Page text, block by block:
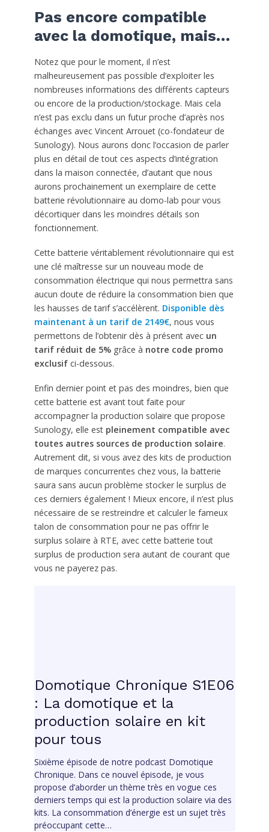
Pas encore compatible
avec la domotique, mais…
Notez que pour le moment, il n’est
malheureusement pas possible d’exploiter les
nombreuses informations des différents capteurs
ou encore de la production/stockage. Mais cela
n’est pas exclu dans un futur proche d’après nos
échanges avec Vincent Arrouet (co-fondateur de
Sunology). Nous aurons donc l’occasion de parler
plus en détail de tout ces aspects d’intégration
dans la maison connectée, d’autant que nous
aurons prochainement un exemplaire de cette
batterie révolutionnaire au domo-lab pour vous
décortiquer dans les moindres détails son
fonctionnement.
Cette batterie véritablement révolutionnaire qui est
une clé maîtresse sur un nouveau mode de
consommation électrique qui nous permettra sans
aucun doute de réduire la consommation bien que
les hausses de tarif s’accélèrent. Disponible dès
maintenant à un tarif de 2149€, nous vous
permettons de l’obtenir dès à présent avec un
tarif réduit de 5%grâce à notre code promo
exclusifci-dessous.
Enfin dernier point et pas des moindres, bien que
cette batterie est avant tout faite pour
accompagner la production solaire que propose
Sunology, elle est pleinement compatible avec
toutes autres sources de production solaire.
Autrement dit, si vous avez des kits de production
de marques concurrentes chez vous, la batterie
saura sans aucun problème stocker le surplus de
ces derniers également ! Mieux encore, il n’est plus
nécessaire de se restreindre et calculer le fameux
talon de consommation pour ne pas offrir le
surplus solaire à RTE, avec cette batterie tout
surplus de production sera autant de courant que
vous ne payerez pas.
Domotique Chronique S1E06
: La domotique et la
production solaire en kit
pour tous
Sixième épisode de notre podcast Domotique
Chronique. Dans ce nouvel épisode, je vous
propose d’aborder un thème très en vogue ces
derniers temps qui est la production solaire via des
kits. La consommation d’énergie est un sujet très
préoccupant cette…